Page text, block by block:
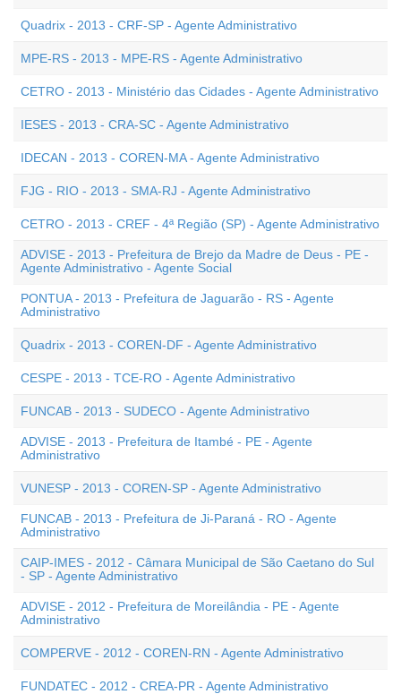
Quadrix - 2013 - CRF-SP - Agente Administrativo
MPE-RS - 2013 - MPE-RS - Agente Administrativo
CETRO - 2013 - Ministério das Cidades - Agente Administrativo
IESES - 2013 - CRA-SC - Agente Administrativo
IDECAN - 2013 - COREN-MA - Agente Administrativo
FJG - RIO - 2013 - SMA-RJ - Agente Administrativo
CETRO - 2013 - CREF - 4ª Região (SP) - Agente Administrativo
ADVISE - 2013 - Prefeitura de Brejo da Madre de Deus - PE -
Agente Administrativo - Agente Social
PONTUA - 2013 - Prefeitura de Jaguarão - RS - Agente
Administrativo
Quadrix - 2013 - COREN-DF - Agente Administrativo
CESPE - 2013 - TCE-RO - Agente Administrativo
FUNCAB - 2013 - SUDECO - Agente Administrativo
ADVISE - 2013 - Prefeitura de Itambé - PE - Agente
Administrativo
VUNESP - 2013 - COREN-SP - Agente Administrativo
FUNCAB - 2013 - Prefeitura de Ji-Paraná - RO - Agente
Administrativo
CAIP-IMES - 2012 - Câmara Municipal de São Caetano do Sul
- SP - Agente Administrativo
ADVISE - 2012 - Prefeitura de Moreilândia - PE - Agente
Administrativo
COMPERVE - 2012 - COREN-RN - Agente Administrativo
FUNDATEC - 2012 - CREA-PR - Agente Administrativo